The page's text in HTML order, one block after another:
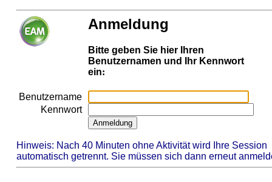
Anmeldung
Bitte geben Sie hier Ihren
Benutzernamen und Ihr Kennwort
ein:
Benutzername
Kennwort
Hinweis: Nach 40 Minuten ohne Aktivität wird Ihre Session
automatisch getrennt. Sie müssen sich dann erneut